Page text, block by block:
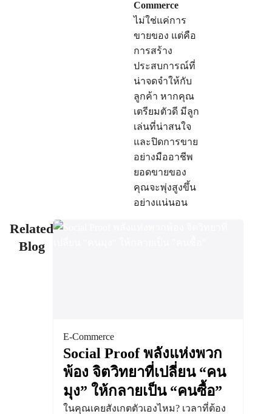
Commerce
ไม่ใช่แค่การ
ขายของ แต่คือ
การสร้าง
ประสบการณ์ที่
น่าจดจำให้กับ
ลูกค้า หากคุณ
เตรียมตัวดี มีลูก
เล่นที่น่าสนใจ
และปิดการขาย
อย่างมืออาชีพ
ยอดขายของ
คุณจะพุ่งสูงขึ้น
อย่างแน่นอน
Related
Blog
E-Commerce
Social Proof พลังแห่งพวก
พ้อง จิตวิทยาที่เปลี่ยน “คน
มุง” ให้กลายเป็น “คนซื้อ”
ในคุณเคยสังเกตตัวเองไหม? เวลาที่ต้อง